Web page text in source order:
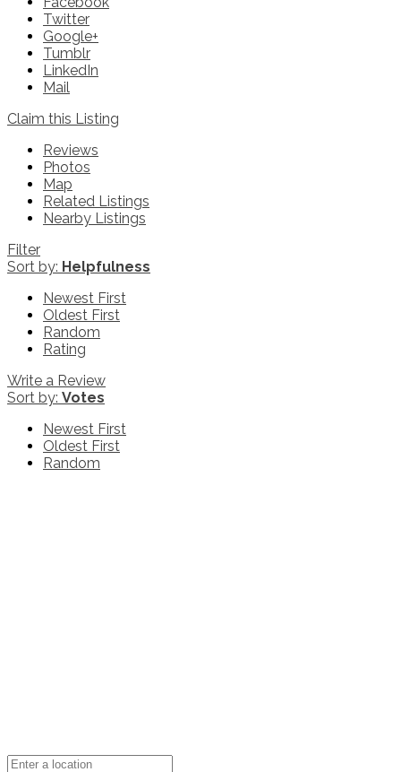
Twitter
Google+
Tumblr
LinkedIn
Mail
Claim this Listing
Reviews
Photos
Map
Related Listings
Nearby Listings
Filter
Sort by: Helpfulness
Newest First
Oldest First
Random
Rating
Write a Review
Sort by: Votes
Newest First
Oldest First
Random